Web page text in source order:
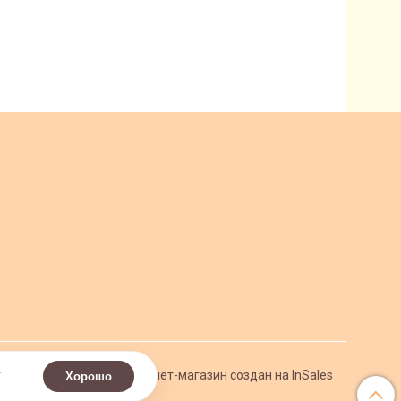
Интернет-магазин создан на InSales
Хорошо